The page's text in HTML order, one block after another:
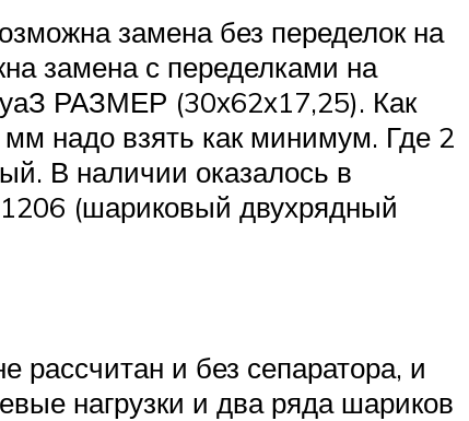
замена без переделок на
замена с переделками на
РАЗМЕР (30х62х17,25). Как
мм надо взять как минимум. Где 2
В наличии оказалось в
(шариковый двухрядный
рассчитан и без сепаратора, и
нагрузки и два ряда шариков